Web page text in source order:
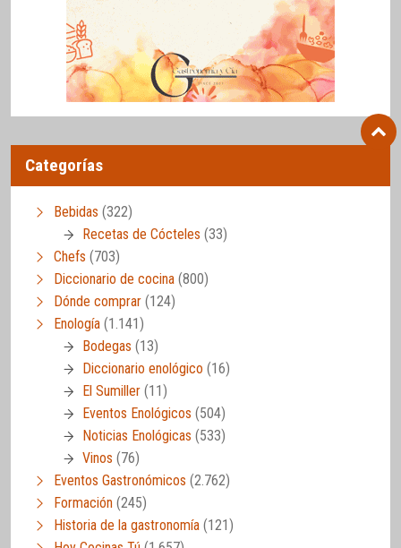
Categorías
Bebidas (322)
Recetas de Cócteles (33)
Chefs (703)
Diccionario de cocina (800)
Dónde comprar (124)
Enología (1.141)
Bodegas (13)
Diccionario enológico (16)
El Sumiller (11)
Eventos Enológicos (504)
Noticias Enológicas (533)
Vinos (76)
Eventos Gastronómicos (2.762)
Formación (245)
Historia de la gastronomía (121)